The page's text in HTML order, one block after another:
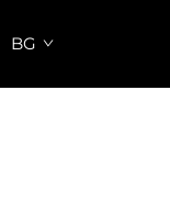
BG